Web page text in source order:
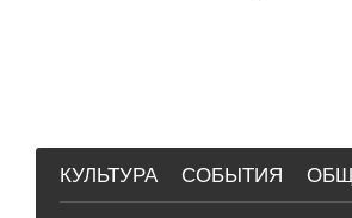
КУЛЬТУРА СОБЫТИЯ